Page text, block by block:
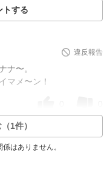
トする
違反報告
ナ〜。
マメ〜ン！
1件）
はありません。